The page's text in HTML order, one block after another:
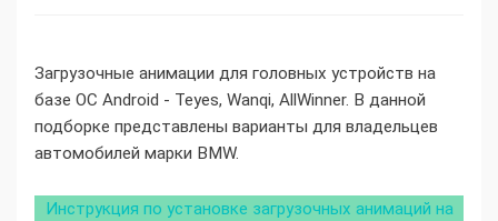
Загрузочные анимации для головных устройств на
базе ОС Android - Teyes, Wanqi, AllWinner. В данной
подборке представлены варианты для владельцев
автомобилей марки BMW.
Инструкция по установке загрузочных анимаций на